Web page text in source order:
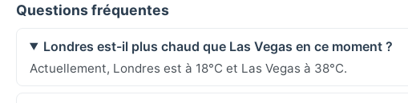
Questions fréquentes
Londres est-il plus chaud que Las Vegas en ce moment ?
Actuellement, Londres est à 18°C et Las Vegas à 38°C.